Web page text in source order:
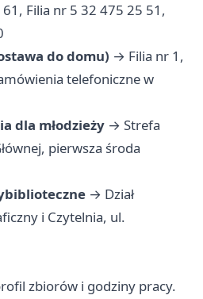
Filia nr 5 32 475 25 51,
do domu) → Filia nr 1,
telefoniczne w
dla młodzieży → Strefa
pierwsza środa
→ Dział
i Czytelnia, ul.
zbiorów i godziny pracy.